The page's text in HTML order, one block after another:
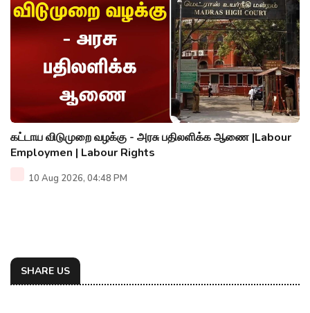
கட்டாய விடுமுறை வழக்கு - அரசு பதிலளிக்க ஆணை |Labour
Employmen | Labour Rights
10 Aug 2026, 04:48 PM
SHARE US